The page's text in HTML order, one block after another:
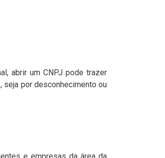
abrir um CNPJ pode trazer
seja por desconhecimento ou